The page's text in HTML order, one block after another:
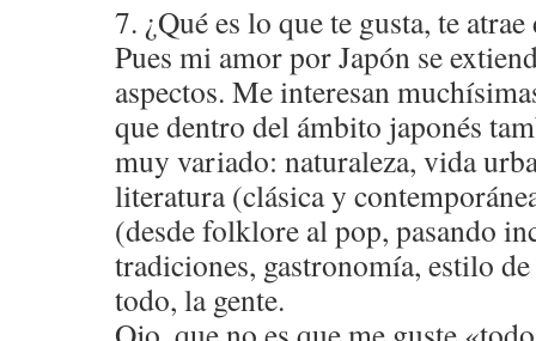
7. ¿Qué es lo que te gusta, te atrae
Pues mi amor por Japón se
aspectos. Me interesan
que dentro del ámbito japonés
muy variado: naturaleza, vida
literatura (clásica y
(desde folklore al pop, pasando
tradiciones, gastronomía, estilo
todo, la gente.